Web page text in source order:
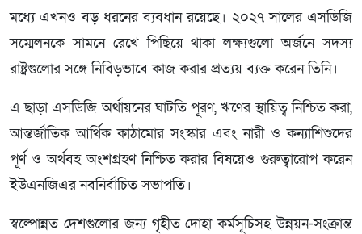
মধ্যে এখনও বড় ধরনের ব্যবধান রয়েছে। ২০২৭ সালের এসডিজি
সম্মেলনকে সামনে রেখে পিছিয়ে থাকা লক্ষ্যগুলো অর্জনে সদস্য
রাষ্ট্রগুলোর সঙ্গে নিবিড়ভাবে কাজ করার প্রত্যয় ব্যক্ত করেন তিনি।
এ ছাড়া এসডিজি অর্থায়নের ঘাটতি পূরণ, ঋণের স্থায়িত্ব নিশ্চিত করা,
আন্তর্জাতিক আর্থিক কাঠামোর সংস্কার এবং নারী ও কন্যাশিশুদের
পূর্ণ ও অর্থবহ অংশগ্রহণ নিশ্চিত করার বিষয়েও গুরুত্বারোপ করেন
ইউএনজিএর নবনির্বাচিত সভাপতি।
স্বল্পোন্নত দেশগুলোর জন্য গৃহীত দোহা কর্মসূচিসহ উন্নয়ন-সংক্রান্ত